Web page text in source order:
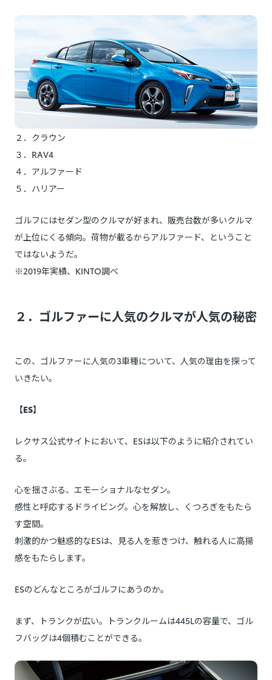
２．クラウン
３．RAV4
４．アルファード
５．ハリアー
ゴルフにはセダン型のクルマが好まれ、販売台数が多いクルマ
が上位にくる傾向。荷物が載るからアルファード、ということ
ではないようだ。
※2019年実績、KINTO調べ
２．ゴルファーに人気のクルマが人気の秘密
この、ゴルファーに人気の3車種について、人気の理由を探って
いきたい。
【ES】
レクサス公式サイトにおいて、ESは以下のように紹介されてい
る。
心を揺さぶる、エモーショナルなセダン。
感性と呼応するドライビング。心を解放し、くつろぎをもたら
す空間。
刺激的かつ魅惑的なESは、見る人を惹きつけ、触れる人に高揚
感をもたらします。
ESのどんなところがゴルフにあうのか。
まず、トランクが広い。トランクルームは445Lの容量で、ゴル
フバッグは4個積むことができる。